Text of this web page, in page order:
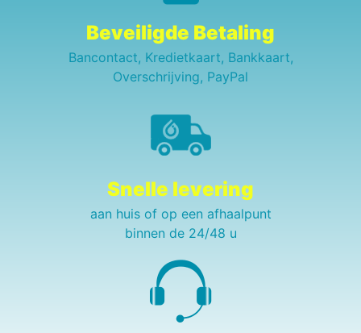
Beveiligde Betaling
Bancontact, Kredietkaart, Bankkaart,
Overschrijving, PayPal
Snelle levering
aan huis of op een afhaalpunt
binnen de 24/48 u